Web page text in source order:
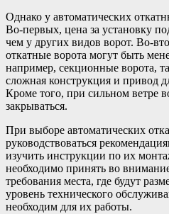
Однако у автоматических
Во-первых, цена за установку
чем у других видов ворот. Во-
откатные ворота могут быть
например, секционные ворота,
сложная конструкция и привод
Кроме того, при сильном ветре
закрываться.
При выборе автоматических
руководствоваться
изучить инструкции по их
необходимо принять во
требования места, где будут
уровень технического
необходим для их работы.